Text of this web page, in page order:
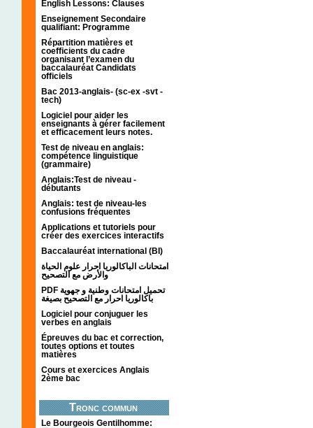
English Lessons: Clauses
Enseignement Secondaire
qualifiant: Programme
Répartition matières et
coefficients du cadre
organisant l’examen du
baccalauréat Candidats
officiels
Bac 2013-anglais- (sc-ex -svt -
tech)
Logiciel pour aider les
enseignants à gérer facilement
et efficacement leurs notes.
Test de niveau en anglais:
compétence linguistique
(grammaire)
Anglais:Test de niveau -
débutants
Anglais: test de niveau-les
confusions fréquentes
Applications et tutoriels pour
créer des exercices interactifs
Baccalauréat international (BI)
امتحانات الباكالوريا احرار علوم الحياة
والأرض مع التصحيح
PDF تحميل امتحانات وطنية و جهوية
باكالوريا احرار مع التصحيح بصيغة
Logiciel pour conjuguer les
verbes en anglais
Épreuves du bac et correction,
toutes options et toutes
matières
Cours et exercices Anglais
2ème bac
Tronc commun
Le Bourgeois Gentilhomme: